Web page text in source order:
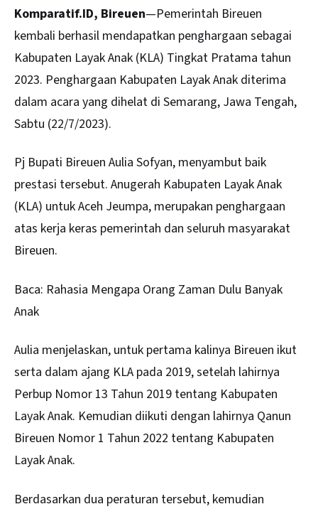
Komparatif.ID, Bireuen—Pemerintah Bireuen
kembali berhasil mendapatkan penghargaan sebagai
Kabupaten LayakAnak (KLA) Tingkat Pratama tahun
2023. Penghargaan Kabupaten Layak Anak diterima
dalam acara yang dihelat di Semarang, Jawa Tengah,
Sabtu (22/7/2023).
Pj Bupati Bireuen Aulia Sofyan, menyambut baik
prestasi tersebut. Anugerah Kabupaten Layak Anak
(KLA) untuk Aceh Jeumpa, merupakan penghargaan
atas kerja keras pemerintah dan seluruh masyarakat
Bireuen.
Baca: Rahasia Mengapa Orang Zaman Dulu Banyak
Anak
Aulia menjelaskan, untuk pertama kalinya Bireuen ikut
serta dalam ajang KLA pada 2019, setelah lahirnya
Perbup Nomor 13 Tahun 2019 tentang Kabupaten
Layak Anak. Kemudian diikuti dengan lahirnya Qanun
Bireuen Nomor 1 Tahun 2022 tentang Kabupaten
Layak Anak.
Berdasarkan dua peraturan tersebut, kemudian